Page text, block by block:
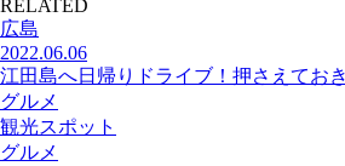
RELATED
広島
2022.06.06
江田島へ日帰りドライブ！押さえてお
グルメ
観光スポット
グルメ